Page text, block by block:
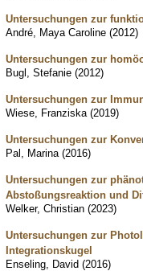
Untersuchungen zur
André, Maya Caroline (2012)
Untersuchungen zur
Bugl, Stefanie (2012)
Untersuchungen zur
Wiese, Franziska (2019)
Untersuchungen zur
Pal, Marina (2016)
Untersuchungen zur
Abstoßungsreaktion und
Welker, Christian (2023)
Untersuchungen zur
Integrationskugel
Enseling, David (2016)